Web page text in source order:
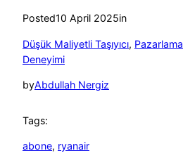
Posted10 April 2025in
Düşük Maliyetli Taşıyıcı, Pazarlama
Deneyimi
byAbdullah Nergiz
Tags:
abone, ryanair